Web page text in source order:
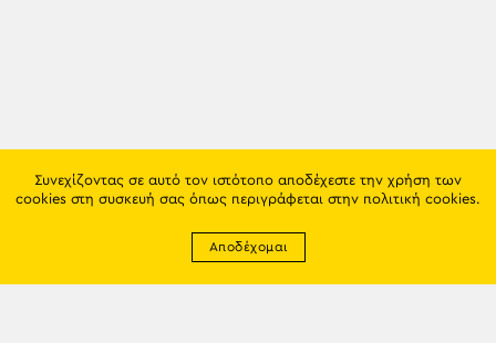
Συνεχίζοντας σε αυτό τον ιστότοπο αποδέχεστε την χρήση των
cookies στη συσκευή σας όπως περιγράφεται στην πολιτική cookies.
Αποδέχομαι